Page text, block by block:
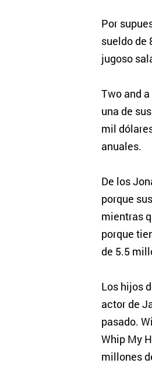
Por
sueldo de
jugoso
Two and
una de
mil
anuales.
De los
porque
mientras
porque
de 5.5
Los hijos
actor de
pasado.
Whip My
millones